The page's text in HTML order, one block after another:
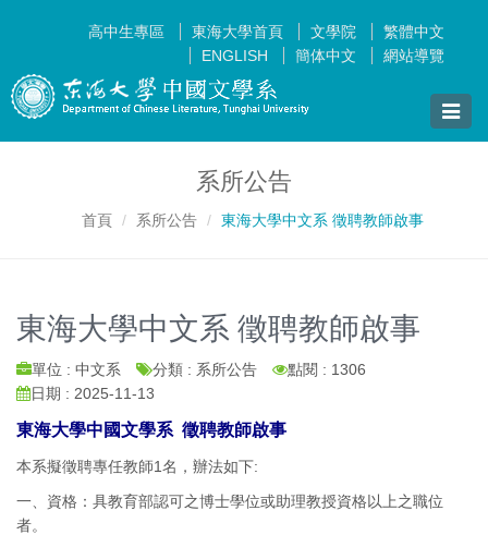
高中生專區 東海大學首頁 文學院
繁體中文
ENGLISH
簡体中文 網站導覽
Toggle
系所公告
首頁 系所公告 東海大學中文系 徵聘教師啟事
東海大學中文系 徵聘教師啟事
單位 : 中文系 分類 : 系所公告
點閱 : 1306
日期 : 2025-11-13
東海大學中國文學系 徵聘教師啟事
本系擬徵聘專任教師1名，辦法如下:
一、資格：具教育部認可之博士學位或助理教授資格以上之職位
者。